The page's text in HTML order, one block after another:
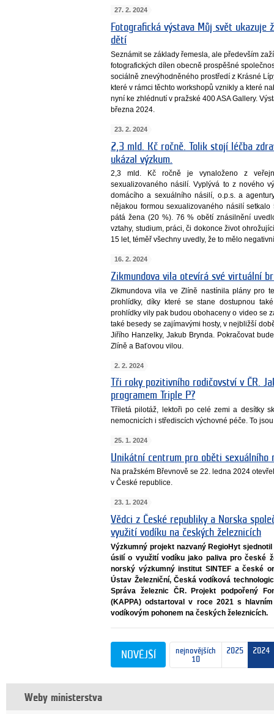
27. 2. 2024
Fotografická výstava Můj svět ukazuje
dětí
Seznámit se základy řemesla, ale především
fotografických dílen obecně prospěšné
sociálně znevýhodněného prostředí z Krásné
které v rámci těchto workshopů vznikly a které
nyní ke zhlédnutí v pražské 400 ASA Gallery.
března 2024.
23. 2. 2024
2,3 mld. Kč ročně. Tolik stojí léčba
ukázal výzkum.
2,3 mld. Kč ročně je vynaloženo z
sexualizovaného násilí. Vyplývá to z nového
domácího a sexuálního násilí, o.p.s. a
nějakou formou sexualizovaného násilí
pátá žena (20 %). 76 % obětí znásilnění
vztahy, studium, práci, či dokonce život
15 let, téměř všechny uvedly, že to mělo
16. 2. 2024
Zikmundova vila otevírá své virtuální
Zikmundova vila ve Zlíně nastínila plány pro
prohlídky, díky které se stane dostupnou
prohlídky vily pak budou obohaceny o video se
také besedy se zajímavými hosty, v nejbližší
Jiřího Hanzelky, Jakub Brynda. Pokračovat
Zlíně a Baťovou vilou.
2. 2. 2024
Tři roky pozitivního rodičovství v ČR.
programem Triple P?
Tříletá pilotáž, lektoři po celé zemi a desítky
nemocnicích i střediscích výchovné péče. To
25. 1. 2024
Unikátní centrum pro oběti sexuálního
Na pražském Břevnově se 22. ledna 2024
v České republice.
23. 1. 2024
Vědci z České republiky a Norska
využití vodíku na českých železnicích
Výzkumný projekt nazvaný RegioHyt
úsilí o využití vodíku jako paliva pro české
norský výzkumný institut SINTEF a české
Ústav Železniční, Česká vodíková
Správa železnic ČR. Projekt podpořený
(KAPPA) odstartoval v roce 2021 s
vodíkovým pohonem na českých železnicích.
nejnovějších
10
2025 2024
NOVĚJŠÍ
Weby ministerstva